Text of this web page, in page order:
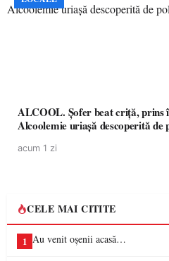
ALCOOL. Șofer beat criță, prins
Alcoolemie uriașă descoperită de
acum 1 zi
CELE MAI CITITE
1 Au venit oșenii acasă…